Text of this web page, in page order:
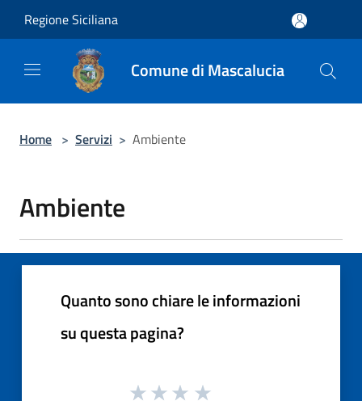
Regione Siciliana
Comune di Mascalucia
Home > Servizi > Ambiente
Ambiente
Quanto sono chiare le informazioni
su questa pagina?